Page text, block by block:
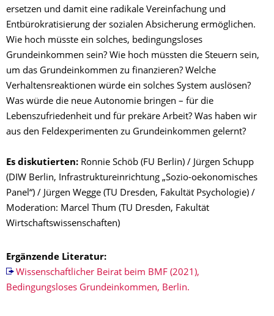
ersetzen und damit eine radikale Vereinfachung und
Entbürokratisierung der sozialen Absicherung ermöglichen.
Wie hoch müsste ein solches, bedingungsloses
Grundeinkommen sein? Wie hoch müssten die Steuern sein,
um das Grundeinkommen zu finanzieren? Welche
Verhaltensreaktionen würde ein solches System auslösen?
Was würde die neue Autonomie bringen – für die
Lebenszufriedenheit und für prekäre Arbeit? Was haben wir
aus den Feldexperimenten zu Grundeinkommen gelernt?
Es diskutierten: Ronnie Schöb (FU Berlin) / Jürgen Schupp
(DIW Berlin, Infrastruktureinrichtung „Sozio-oekonomisches
Panel“) / Jürgen Wegge (TU Dresden, Fakultät Psychologie) /
Moderation: Marcel Thum (TU Dresden, Fakultät
Wirtschaftswissenschaften)
Ergänzende Literatur:
Wissenschaftlicher Beirat beim BMF (2021),
Bedingungsloses Grundeinkommen, Berlin.